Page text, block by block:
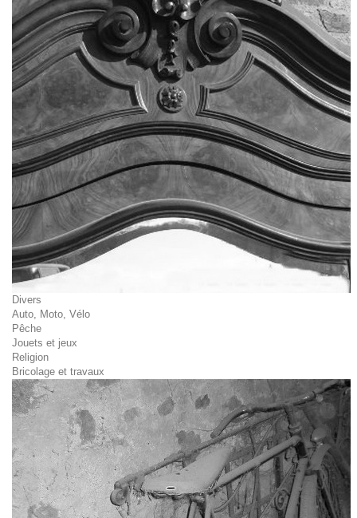
Divers
Auto, Moto, Vélo
Pêche
Jouets et jeux
Religion
Bricolage et travaux